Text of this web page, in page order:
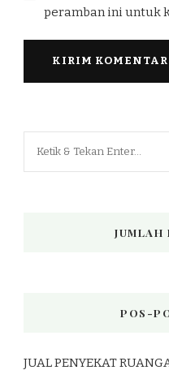
peramban ini untuk
JUMLAH
POS-
JUAL PENYEKAT